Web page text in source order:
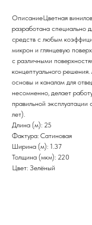
ОписаниеЦветная
разработана специально
средств с любым
микрон и глянцевую
с различными
концептуального
основы и каналам для
несомненно, делает
правильной эксплуатации
лет).
Длина (м): 25
Фактура: Сатиновая
Ширина (м): 1.37
Толщина (мкм): 220
Цвет: Зелёный